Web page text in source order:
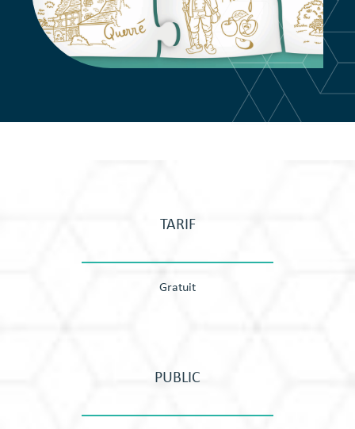
TARIF
Gratuit
PUBLIC